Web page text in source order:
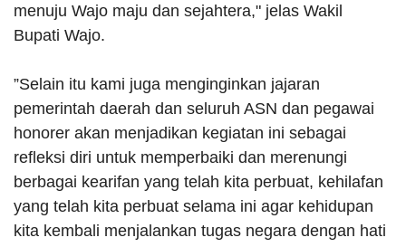
menuju Wajo maju dan sejahtera," jelas Wakil
Bupati Wajo.
”Selain itu kami juga menginginkan jajaran
pemerintah daerah dan seluruh ASN dan pegawai
honorer akan menjadikan kegiatan ini sebagai
refleksi diri untuk memperbaiki dan merenungi
berbagai kearifan yang telah kita perbuat, kehilafan
yang telah kita perbuat selama ini agar kehidupan
kita kembali menjalankan tugas negara dengan hati